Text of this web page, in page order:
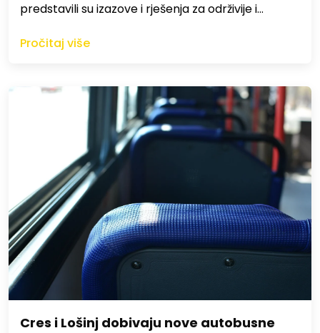
predstavili su izazove i rješenja za održivije i…
Pročitaj više
Cres i Lošinj dobivaju nove autobusne